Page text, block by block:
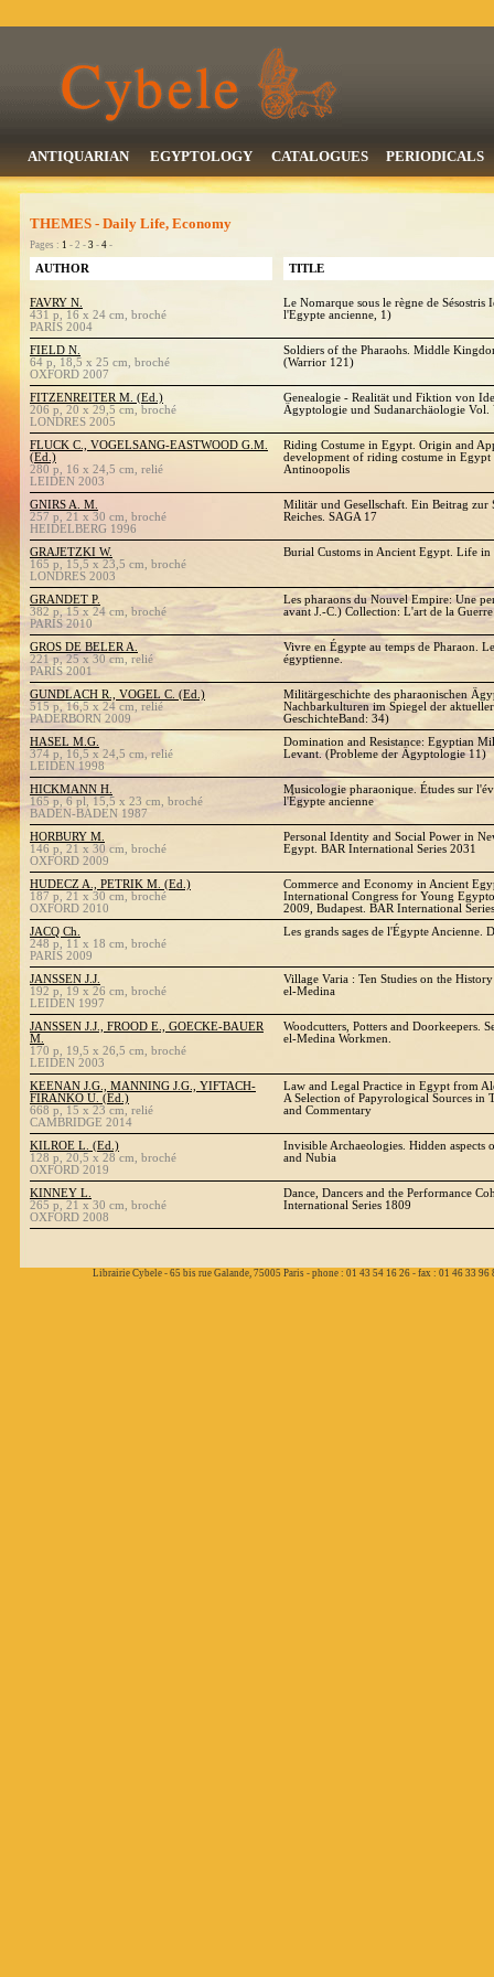
ANTIQUARIAN EGYPTOLOGY CATALOGUES PERIODICALS
THEMES - Daily Life, Economy
Pages : 1 - 2 - 3 - 4 -
AUTHOR TITLE
FAVRY N.
431 p, 16 x 24 cm, broché
PARIS 2004
Le Nomarque sous le règne de Sésostris
l'Egypte ancienne, 1)
FIELD N.
64 p, 18,5 x 25 cm, broché
OXFORD 2007
Soldiers of the Pharaohs. Middle
(Warrior 121)
FITZENREITER M. (Ed.)
206 p, 20 x 29,5 cm, broché
LONDRES 2005
Genealogie - Realität und Fiktion von
Ägyptologie und Sudanarchäologie
FLUCK C., VOGELSANG-EASTWOOD G.M.
(Ed.)
280 p, 16 x 24,5 cm, relié
LEIDEN 2003
Riding Costume in Egypt. Origin and
development of riding costume in Egypt
Antinoopolis
GNIRS A. M.
257 p, 21 x 30 cm, broché
HEIDELBERG 1996
Militär und Gesellschaft. Ein Beitrag zur
Reiches. SAGA 17
GRAJETZKI W.
165 p, 15,5 x 23,5 cm, broché
LONDRES 2003
Burial Customs in Ancient Egypt. Life in
GRANDET P.
382 p, 15 x 24 cm, broché
PARIS 2010
Les pharaons du Nouvel Empire: Une
avant J.-C.) Collection: L'art de la Guerre
GROS DE BELER A.
221 p, 25 x 30 cm, relié
PARIS 2001
Vivre en Égypte au temps de Pharaon.
égyptienne.
GUNDLACH R., VOGEL C. (Ed.)
515 p, 16,5 x 24 cm, relié
PADERBORN 2009
Militärgeschichte des pharaonischen
Nachbarkulturen im Spiegel der
GeschichteBand: 34)
HASEL M.G.
374 p, 16,5 x 24,5 cm, relié
LEIDEN 1998
Domination and Resistance: Egyptian
Levant. (Probleme der Ägyptologie 11)
HICKMANN H.
165 p, 6 pl, 15,5 x 23 cm, broché
BADEN-BADEN 1987
Musicologie pharaonique. Études sur
l'Égypte ancienne
HORBURY M.
146 p, 21 x 30 cm, broché
OXFORD 2009
Personal Identity and Social Power in
Egypt. BAR International Series 2031
HUDECZ A., PETRIK M. (Ed.)
187 p, 21 x 30 cm, broché
OXFORD 2010
Commerce and Economy in Ancient
International Congress for Young
2009, Budapest. BAR International
JACQ Ch.
248 p, 11 x 18 cm, broché
PARIS 2009
Les grands sages de l'Égypte Ancienne.
JANSSEN J.J.
192 p, 19 x 26 cm, broché
LEIDEN 1997
Village Varia : Ten Studies on the
el-Medina
JANSSEN J.J., FROOD E., GOECKE-BAUER
M.
170 p, 19,5 x 26,5 cm, broché
LEIDEN 2003
Woodcutters, Potters and Doorkeepers.
el-Medina Workmen.
KEENAN J.G., MANNING J.G., YIFTACH-
FIRANKO U. (Ed.)
668 p, 15 x 23 cm, relié
CAMBRIDGE 2014
Law and Legal Practice in Egypt from
A Selection of Papyrological Sources in
and Commentary
KILROE L. (Ed.)
128 p, 20,5 x 28 cm, broché
OXFORD 2019
Invisible Archaeologies. Hidden
and Nubia
KINNEY L.
265 p, 21 x 30 cm, broché
OXFORD 2008
Dance, Dancers and the Performance
International Series 1809
Librairie Cybele - 65 bis rue Galande, 75005 Paris - phone : 01 43 54 16 26 - fax : 01 46 33